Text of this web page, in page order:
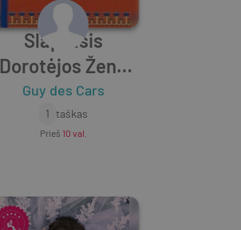
Slaptasis
Dorotėjos Žend
gyvenimas
Guy des Cars
1 taškas
Prieš 10 val.